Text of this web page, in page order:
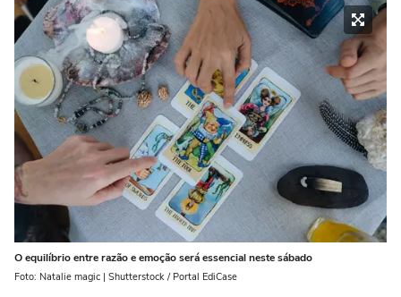
O equilíbrio entre razão e emoção será essencial neste sábado
Foto: Natalie magic | Shutterstock / Portal EdiCase